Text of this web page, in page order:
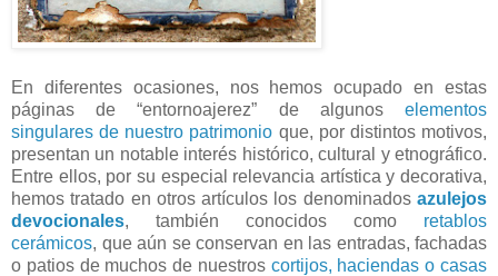
En diferentes ocasiones, nos hemos ocupado en estas
páginas de “entornoajerez” de algunos elementos
singulares de nuestro patrimonio que, por distintos motivos,
presentan un notable interés histórico, cultural y etnográfico.
Entre ellos, por su especial relevancia artística y decorativa,
hemos tratado en otros artículos los denominados azulejos
devocionales, también conocidos como retablos
cerámicos, que aún se conservan en las entradas, fachadas
o patios de muchos de nuestros cortijos, haciendas o casas